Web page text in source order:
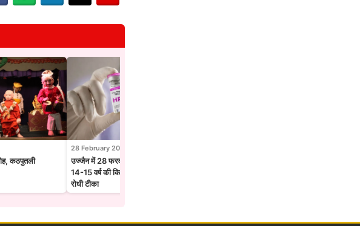
कठपुतली
28 February 2026
उज्जैन में 28 फरवरी से एचपीवी टीकाकरण अभियान,
14-15 वर्ष की किशोरियों को लगेगा सर्वाइकल कैंसर
रोधी टीका